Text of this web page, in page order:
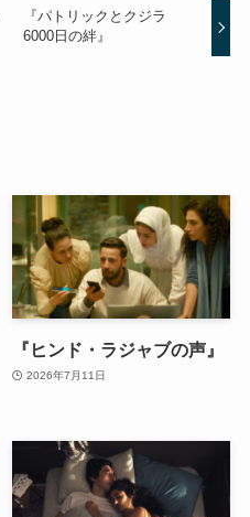
『パトリックとクジラ
6000日の絆』
『ヒンド・ラジャブの声』
2026年7月11日